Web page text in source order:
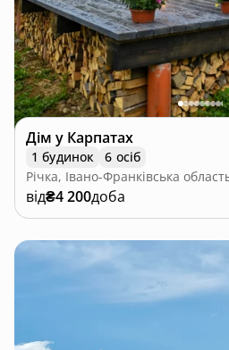
Дім у Карпатах
1 будинок
6 осіб
Річка, Івано-Франківська
від₴4 200доба